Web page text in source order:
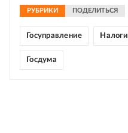
РУБРИКИ ПОДЕЛИТЬСЯ
Госуправление Налоги
Госдума